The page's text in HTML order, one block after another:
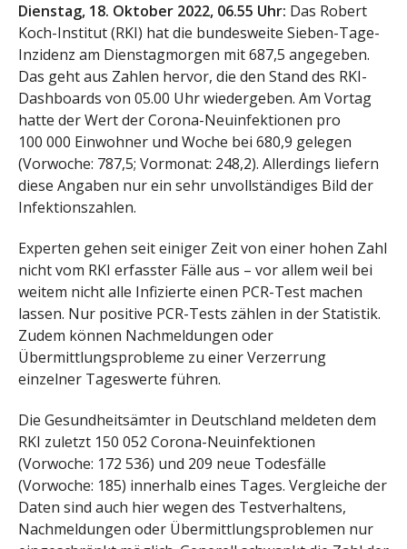
Dienstag, 18. Oktober 2022, 06.55 Uhr: Das Robert
Koch-Institut (RKI) hat die bundesweite Sieben-Tage-
Inzidenz am Dienstagmorgen mit 687,5 angegeben.
Das geht aus Zahlen hervor, die den Stand des RKI-
Dashboards von 05.00 Uhr wiedergeben. Am Vortag
hatte der Wert der Corona-Neuinfektionen pro
100 000 Einwohner und Woche bei 680,9 gelegen
(Vorwoche: 787,5; Vormonat: 248,2). Allerdings liefern
diese Angaben nur ein sehr unvollständiges Bild der
Infektionszahlen.
Experten gehen seit einiger Zeit von einer hohen Zahl
nicht vom RKI erfasster Fälle aus – vor allem weil bei
weitem nicht alle Infizierte einen PCR-Test machen
lassen. Nur positive PCR-Tests zählen in der Statistik.
Zudem können Nachmeldungen oder
Übermittlungsprobleme zu einer Verzerrung
einzelner Tageswerte führen.
Die Gesundheitsämter in Deutschland meldeten dem
RKI zuletzt 150 052 Corona-Neuinfektionen
(Vorwoche: 172 536) und 209 neue Todesfälle
(Vorwoche: 185) innerhalb eines Tages. Vergleiche der
Daten sind auch hier wegen des Testverhaltens,
Nachmeldungen oder Übermittlungsproblemen nur